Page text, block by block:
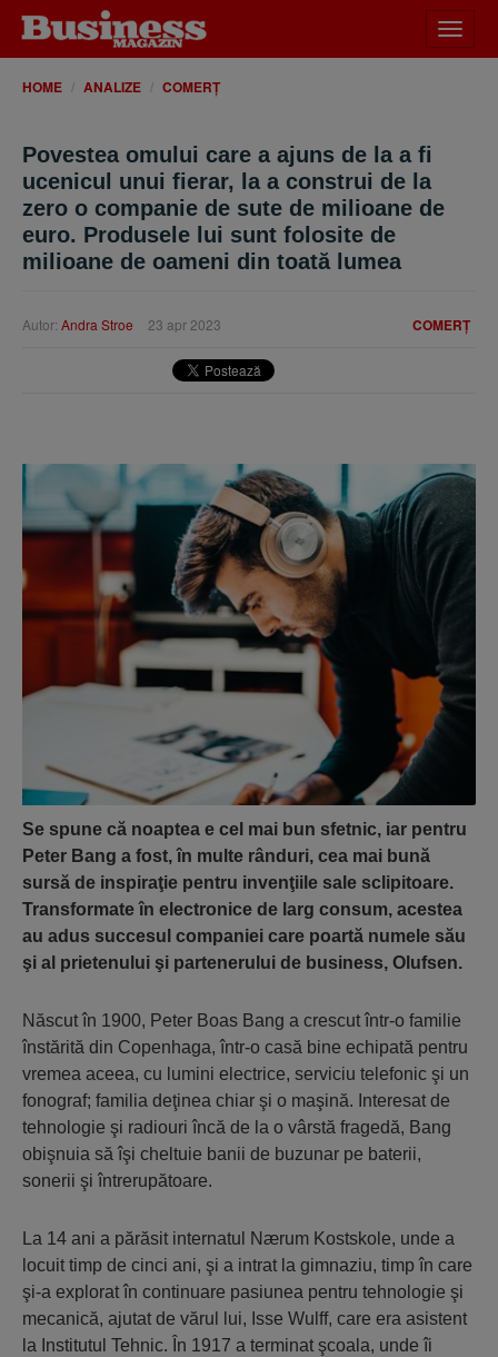
meniu
HOME ANALIZE COMERȚ
Povestea omului care a ajuns de la a fi
ucenicul unui fierar, la a construi de la
zero o companie de sute de milioane de
euro. Produsele lui sunt folosite de
milioane de oameni din toată lumea
COMERȚ
Autor: Andra Stroe 23 apr 2023
Se spune că noaptea e cel mai bun sfetnic, iar pentru
Peter Bang a fost, în multe rânduri, cea mai bună
sursă de inspiraţie pentru invenţiile sale sclipitoare.
Transformate în electronice de larg consum, acestea
au adus succesul companiei care poartă numele său
şi al prietenului şi partenerului de business, Olufsen.
Născut în 1900, Peter Boas Bang a crescut într-o familie
înstărită din Copenhaga, într-o casă bine echipată pentru
vremea aceea, cu lumini electrice, serviciu telefonic şi un
fonograf; familia deţinea chiar şi o maşină. Interesat de
tehnologie şi radiouri încă de la o vârstă fragedă, Bang
obişnuia să îşi cheltuie banii de buzunar pe baterii,
sonerii şi întrerupătoare.
La 14 ani a părăsit internatul Nærum Kostskole, unde a
locuit timp de cinci ani, şi a intrat la gimnaziu, timp în care
şi-a explorat în continuare pasiunea pentru tehnologie şi
mecanică, ajutat de vărul lui, Isse Wulff, care era asistent
la Institutul Tehnic. În 1917 a terminat şcoala, unde îi